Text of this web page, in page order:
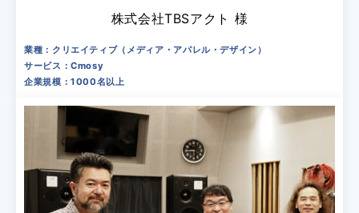
株式会社TBSアクト 様
業種：クリエイティブ（メディア・アパレル・デザイン）
サービス：Cmosy
企業規模：1000名以上